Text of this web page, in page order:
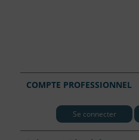
COMPTE PROFESSIONNEL
Se connecter